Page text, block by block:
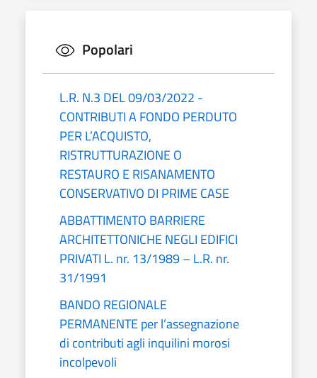
Popolari
L.R. N.3 DEL 09/03/2022 -
CONTRIBUTI A FONDO PERDUTO
PER L’ACQUISTO,
RISTRUTTURAZIONE O
RESTAURO E RISANAMENTO
CONSERVATIVO DI PRIME CASE
ABBATTIMENTO BARRIERE
ARCHITETTONICHE NEGLI EDIFICI
PRIVATI L. nr. 13/1989 – L.R. nr.
31/1991
BANDO REGIONALE
PERMANENTE per l’assegnazione
di contributi agli inquilini morosi
incolpevoli